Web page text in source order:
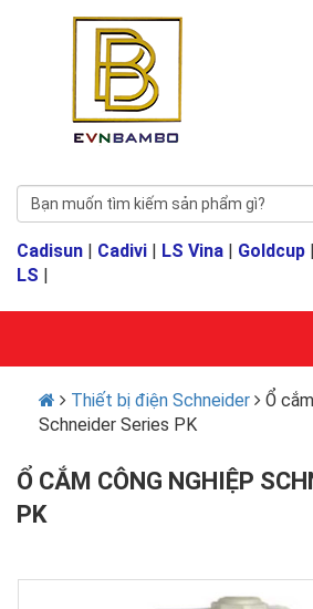
Cadisun | Cadivi | LS Vina | Goldcup |
LS |
Thiết bị điện Schneider
Ổ
Schneider Series PK
Ổ CẮM CÔNG NGHIỆP
PK